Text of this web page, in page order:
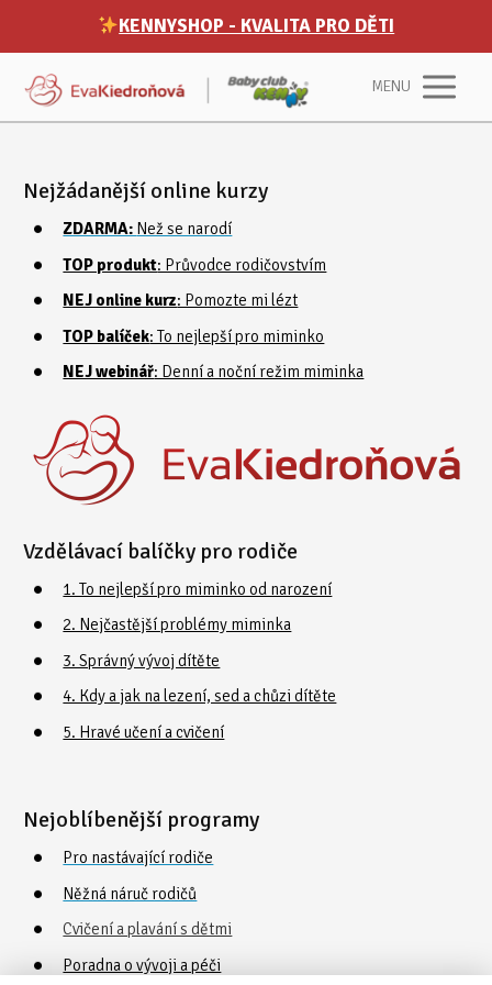
KENNYSHOP - KVALITA PRO DĚTI
MENU
Nejžádanější online kurzy
ZDARMA: Než se narodí
TOP produkt: Průvodce rodičovstvím
NEJ online kurz: Pomozte mi lézt
TOP balíček: To nejlepší pro miminko
NEJ webinář: Denní a noční režim miminka
Vzdělávací balíčky pro rodiče
1. To nejlepší pro miminko od narození
2. Nejčastější problémy miminka
3. Správný vývoj dítěte
4. Kdy a jak na lezení, sed a chůzi dítěte
5. Hravé učení a cvičení
Nejoblíbenější programy
Pro nastávající rodiče
Něžná náruč rodičů
Cvičení a plavání s dětmi
Poradna o vývoji a péči